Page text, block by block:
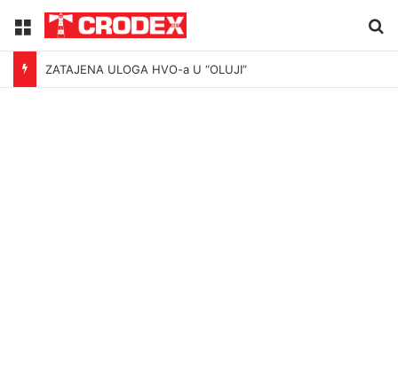
Menu
ZATAJENA ULOGA HVO-a U “OLUJI”